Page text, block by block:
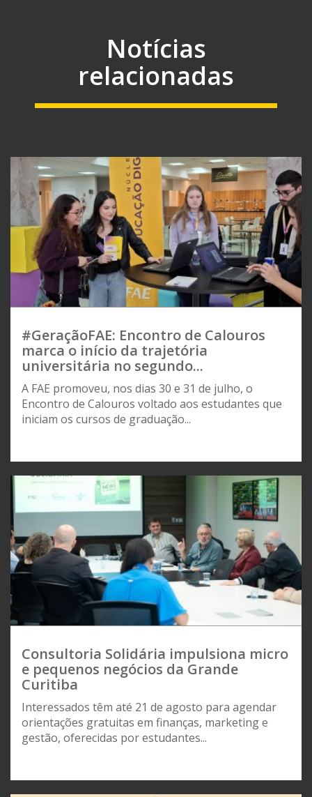
Notícias
relacionadas
#GeraçãoFAE: Encontro de Calouros
marca o início da trajetória
universitária no segundo...
A FAE promoveu, nos dias 30 e 31 de julho, o
Encontro de Calouros voltado aos estudantes que
iniciam os cursos de graduação...
Consultoria Solidária impulsiona micro
e pequenos negócios da Grande
Curitiba
Interessados têm até 21 de agosto para agendar
orientações gratuitas em finanças, marketing e
gestão, oferecidas por estudantes...